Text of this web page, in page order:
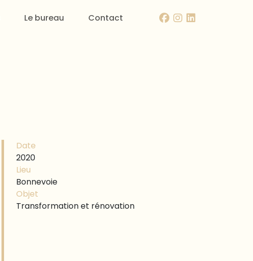
Le bureau Contact
Date
2020
Lieu
Bonnevoie
Objet
Transformation et rénovation